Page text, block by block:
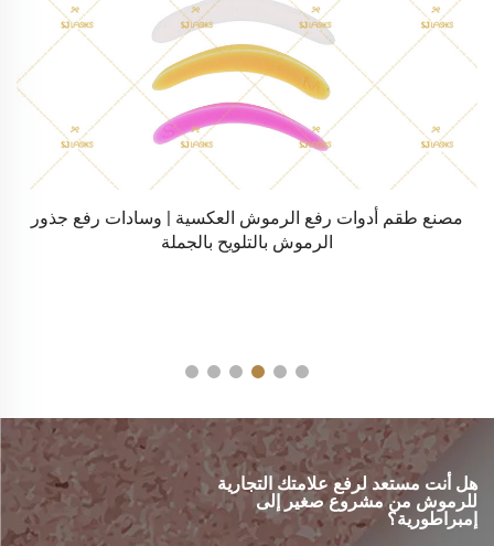
مصنع طقم أدوات رفع الرموش العكسية | وسادات رفع جذور
الرموش بالتلويح بالجملة
هل أنت مستعد لرفع علامتك التجارية
للرموش من مشروع صغير إلى
إمبراطورية؟